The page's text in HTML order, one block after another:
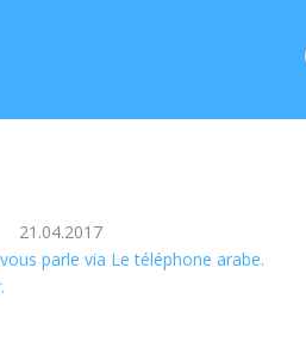
21.04.2017
parle via Le téléphone arabe.